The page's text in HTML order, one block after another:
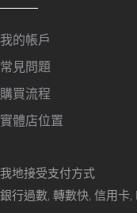
我的帳戶
常見問題
購買流程
實體店位置
我地接受支付方式
銀行過數, 轉數快, 信用卡,